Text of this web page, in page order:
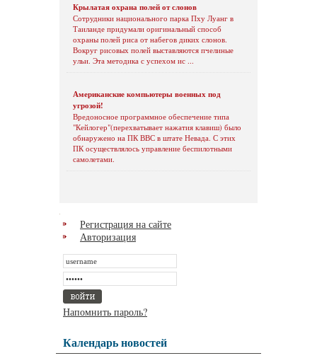
Крылатая охрана полей от слонов
Сотрудники национального парка Пху Луанг в
Таиланде придумали оригинальный способ
охраны полей риса от набегов диких слонов.
Вокруг рисовых полей выставляются пчелиные
ульи. Эта методика с успехом ис ...
Американские компьютеры военных под
угрозой!
Вредоносное программное обеспечение типа
"Кейлогер"(перехватывает нажатия клавиш) было
обнаружено на ПК ВВС в штате Невада. С этих
ПК осуществлялось управление беспилотными
самолетами.
Регистрация на сайте
Авторизация
Напомнить пароль?
Календарь новостей